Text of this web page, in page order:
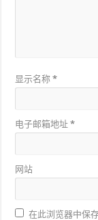
显示名称*
电子邮箱地址*
网站
在此浏览器中保